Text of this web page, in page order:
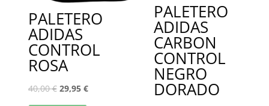
PALETERO
ADIDAS
CONTROL
ROSA
40,00€ 29,95 €
PALETERO
ADIDAS
CARBON
CONTROL
NEGRO
DORADO